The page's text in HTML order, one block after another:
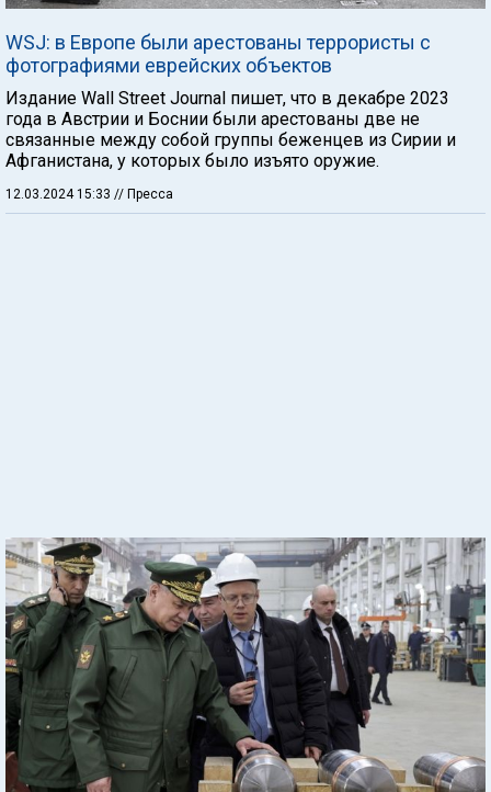
WSJ: в Европе были арестованы террористы с
фотографиями еврейских объектов
Издание Wall Street Journal пишет, что в декабре 2023
года в Австрии и Боснии были арестованы две не
связанные между собой группы беженцев из Сирии и
Афганистана, у которых было изъято оружие.
12.03.2024 15:33 // Пресса